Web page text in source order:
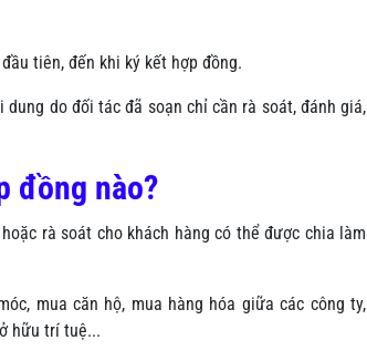
tiên, đến khi ký kết hợp đồng.
do đối tác đã soạn chỉ cần rà soát, đánh giá,
đồng nào?
rà soát cho khách hàng có thể được chia làm
mua căn hộ, mua hàng hóa giữa các công ty,
hữu trí tuệ...